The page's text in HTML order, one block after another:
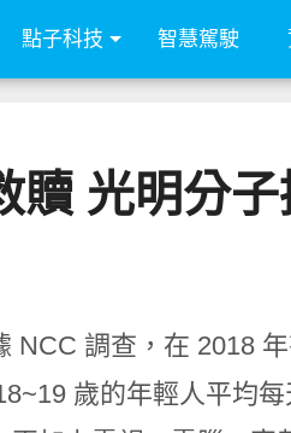
點子科技 智慧駕駛
贖 光明分
NCC 調查，在 2018
歲的年輕人平均